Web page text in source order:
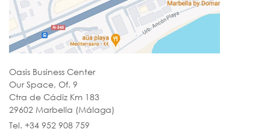
Oasis Business Center
Our Space, Of. 9
Ctra de Cádiz Km 183
29602 Marbella (Málaga)
Tel. +34 952 908 759